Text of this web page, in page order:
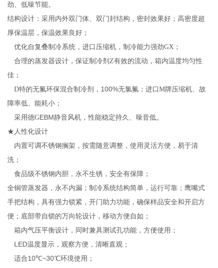
劲、低噪节能。
结构设计：采用内外双门体、双门封结构，密封效果好；高密度超
厚保温层，保温效果良好；
优化自复叠制冷系统，进口压缩机，制冷能力强劲GX；
合理的蒸发器设计，保证制冷剂Z有效的流动，箱内温度均匀性
佳；
D特的无氟环保混合制冷剂， 100%无氯氟；进口M牌压缩机、故
障率低、能耗小；
采用德GEBM静音风机，性能稳定持久、噪音低。
★人性化设计
内置可调不锈钢搁架，按需随意调整，使用灵活方便，易于清
洗；
食品级不锈钢内胆，永不生锈，安全有保障；
全铜管蒸发器，永不内漏；制冷系统结构简单，运行可靠；鹰嘴式
手把结构，具有强力锁紧，开门助力功能，确保样品安全和开启方
便；底部带自锁的万向轮设计，移动方便自如 ；
箱内气压平衡设计，同时兼具测试孔功能，方便使用；
LED温度显示，观察方便，清晰直观；
适合10℃~30℃环境使用；